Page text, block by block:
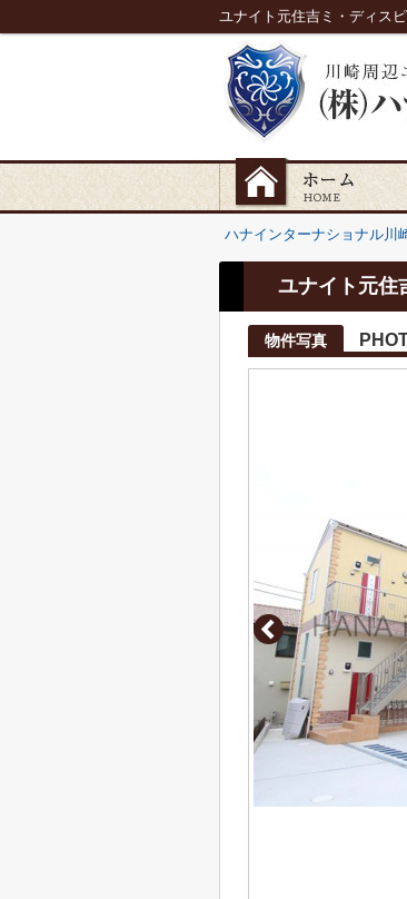
ユナイト元住吉ミ・ディス
ハナインターナショナル川
ユナイト元住
物件写真